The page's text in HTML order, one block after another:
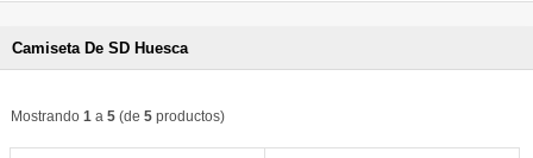
Camiseta De SD Huesca
Mostrando 1a 5(de 5productos)